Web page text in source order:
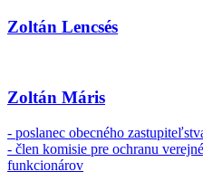
Zoltán Lencsés
Zoltán Máris
- poslanec obecného
- člen komisie pre ochranu
funkcionárov